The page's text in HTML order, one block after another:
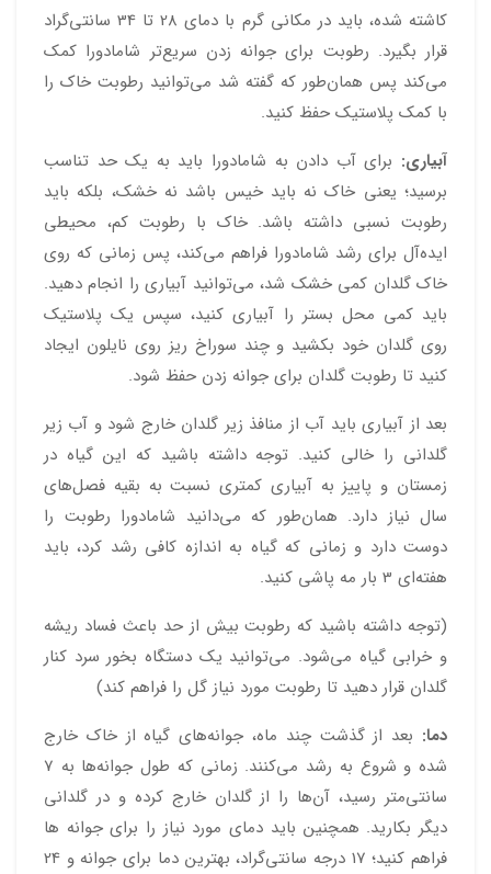
کاشته شده، باید در مکانی گرم با دمای 28 تا 34 سانتی‌گراد
قرار بگیرد. رطوبت برای جوانه زدن سریع‌تر شامادورا کمک
می‌کند پس همان‌طور که گفته شد می‌توانید رطوبت خاک را
با کمک پلاستیک حفظ کنید.
آبیاری: برای آب دادن به شامادورا باید به یک حد تناسب
برسید؛ یعنی خاک نه باید خیس باشد نه خشک، بلکه باید
رطوبت نسبی داشته باشد. خاک با رطوبت کم، محیطی
ایده‌آل برای رشد شامادورا فراهم می‌کند، پس زمانی که روی
خاک گلدان کمی خشک شد، می‌توانید آبیاری را انجام دهید.
باید کمی محل بستر را آبیاری کنید، سپس یک پلاستیک
روی گلدان خود بکشید و چند سوراخ ریز روی نایلون ایجاد
کنید تا رطوبت گلدان برای جوانه زدن حفظ شود.
بعد از آبیاری باید آب از منافذ زیر گلدان خارج شود و آب زیر
گلدانی را خالی کنید. توجه داشته باشید که این گیاه در
زمستان و پاییز به آبیاری کمتری نسبت به بقیه‌ فصل‌های
سال نیاز دارد. همان‌طور که می‌دانید شامادورا رطوبت را
دوست دارد و زمانی که گیاه به اندازه کافی رشد کرد، باید
هفته‌ای 3 بار مه پاشی کنید.
(توجه داشته باشید که رطوبت بیش از حد باعث فساد ریشه
و خرابی گیاه می‌شود. می‌توانید یک دستگاه بخور سرد کنار
گلدان قرار دهید تا رطوبت مورد نیاز گل را فراهم کند)
دما: بعد از گذشت چند ماه، جوانه‌های گیاه از خاک خارج
شده و شروع به رشد می‌کنند. زمانی که طول جوانه‌ها به 7
سانتی‌متر رسید، آن‌ها را از گلدان خارج کرده و در گلدانی
دیگر بکارید. همچنین باید دمای مورد نیاز را برای جوانه ها
فراهم کنید؛ 17 درجه سانتی‌گراد، بهترین دما برای جوانه و 24